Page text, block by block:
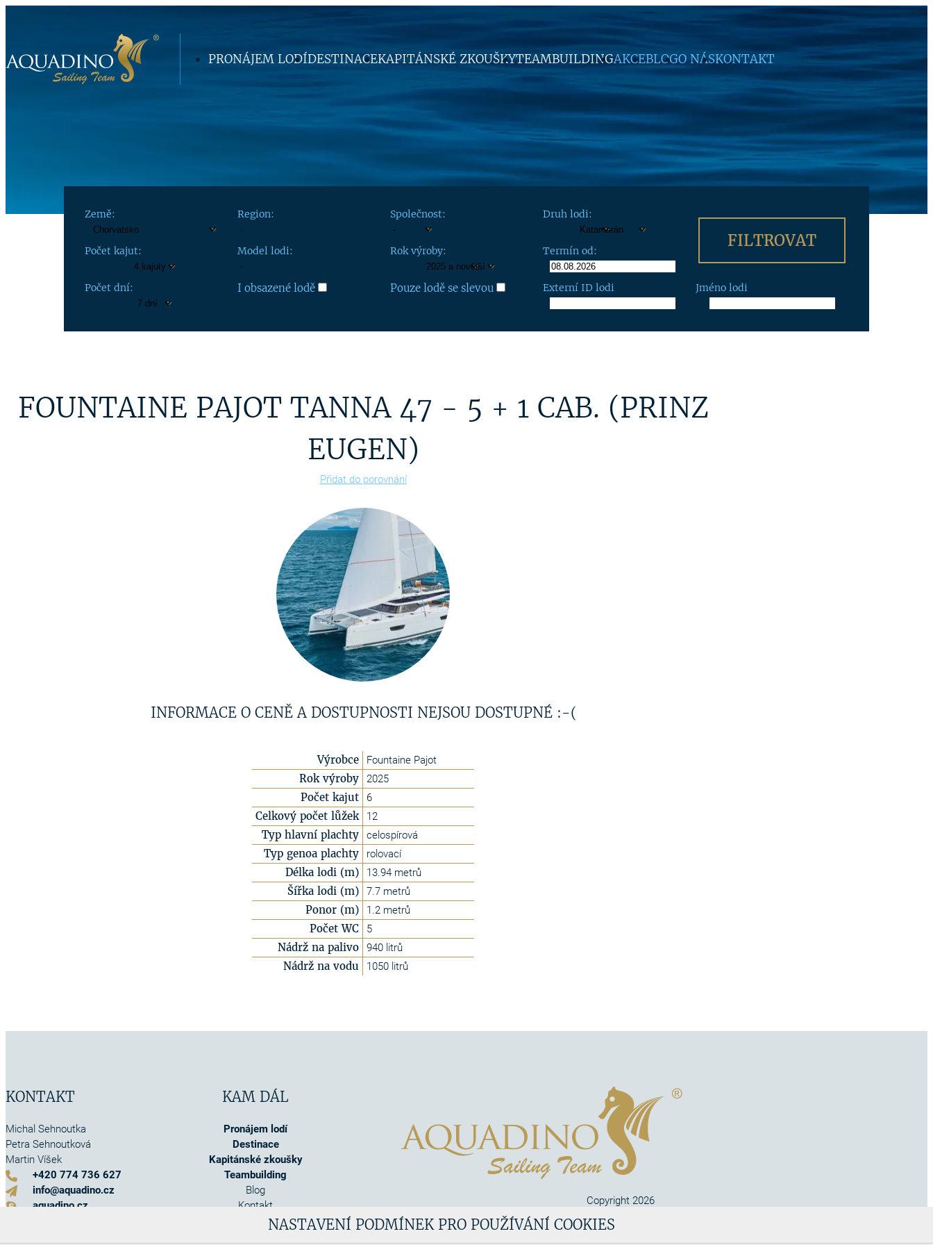
NASTAVENÍ PODMÍNEK PRO POUŽÍVÁNÍ COOKIES
PRONÁJEM LODÍDESTINACEKAPITÁNSKÉ ZKOUŠKYTEAMBUILDINGAKCEBLOGO NÁSKONTAKT
Země: Region: Společnost: Druh lodi:
Počet kajut: Model lodi: Rok výroby: Termín od:
Počet dní: I obsazené lodě Pouze lodě se slevou Externí ID lodi Jméno lodi
FOUNTAINE PAJOT TANNA 47 - 5 + 1 CAB. (PRINZ
EUGEN)
Přidat do porovnání
INFORMACE O CENĚ A DOSTUPNOSTI NEJSOU DOSTUPNÉ :-(
Výrobce Fountaine Pajot
Rok výroby 2025
Počet kajut 6
Celkový počet lůžek 12
Typ hlavní plachty celospírová
Typ genoa plachty rolovací
Délka lodi (m) 13.94 metrů
Šířka lodi (m) 7.7 metrů
Ponor (m) 1.2 metrů
Počet WC 5
Nádrž na palivo 940 litrů
Nádrž na vodu 1050 litrů
KONTAKT
Michal Sehnoutka
Petra Sehnoutková
Martin Víšek
+420 774 736 627
info@aquadino.cz
aquadino.cz
KAM DÁL
Pronájem lodí
Destinace
Kapitánské zkoušky
Teambuilding
Blog
Kontakt
O nás
Copyright 2026
Aquadino s.r.o